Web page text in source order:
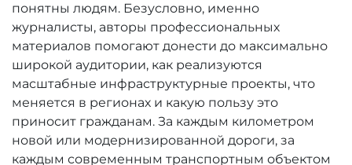
понятны людям. Безусловно, именно
журналисты, авторы профессиональных
материалов помогают донести до максимально
широкой аудитории, как реализуются
масштабные инфраструктурные проекты, что
меняется в регионах и какую пользу это
приносит гражданам. За каждым километром
новой или модернизированной дороги, за
каждым современным транспортным объектом